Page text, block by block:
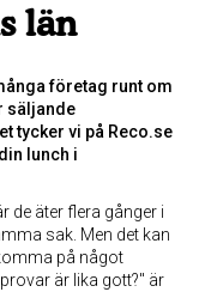
län
företag runt om
säljande
tycker vi på Reco.se
lunch i
de äter flera gånger i
sak. Men det kan
på något
är lika gott?" är